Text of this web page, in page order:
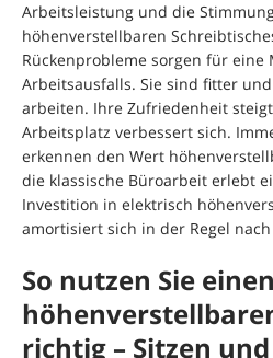
Arbeitsleistung und die
höhenverstellbaren
Rückenprobleme sorgen für eine
Arbeitsausfalls. Sie sind fitter
arbeiten. Ihre Zufriedenheit
Arbeitsplatz verbessert sich.
erkennen den Wert
die klassische Büroarbeit erlebt
Investition in elektrisch
amortisiert sich in der Regel nach
So nutzen Sie einen
richtig – Sitzen